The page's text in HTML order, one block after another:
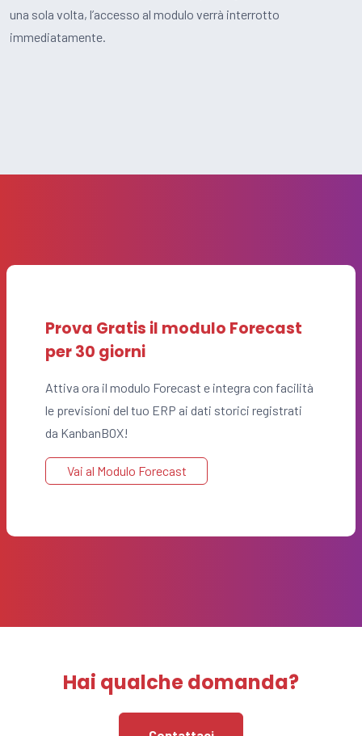
una sola volta, l’accesso al modulo verrà interrotto
immediatamente.
Prova Gratis il modulo Forecast
per 30 giorni
Attiva ora il modulo Forecast e integra con facilità
le previsioni del tuo ERP ai dati storici registrati
da KanbanBOX!
Vai al Modulo Forecast
Hai qualche domanda?